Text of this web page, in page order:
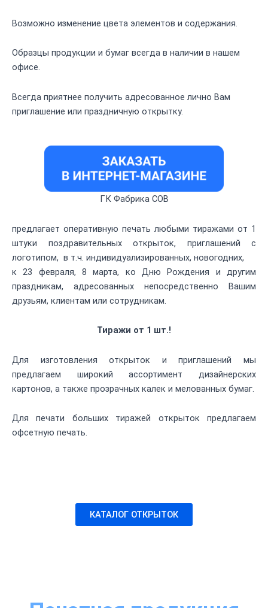
Возможно изменение цвета элементов и содержания.
Образцы продукции и бумаг всегда в наличии в нашем
офисе.
Всегда приятнее получить адресованное лично Вам
приглашение или праздничную открытку.
ГК Фабрика СОВ
предлагает оперативную печать любыми тиражами от 1
штуки поздравительных открыток, приглашений с
логотипом, в т.ч. индивидуализированных, новогодних,
к 23 февраля, 8 марта, ко Дню Рождения и другим
праздникам, адресованных непосредственно Вашим
друзьям, клиентам или сотрудникам.
Тиражи от 1 шт.!
Для изготовления открыток и приглашений мы
предлагаем широкий ассортимент дизайнерских
картонов, а также прозрачных калек и мелованных бумаг.
Для печати больших тиражей открыток предлагаем
офсетную печать.
КАТАЛОГ ОТКРЫТОК